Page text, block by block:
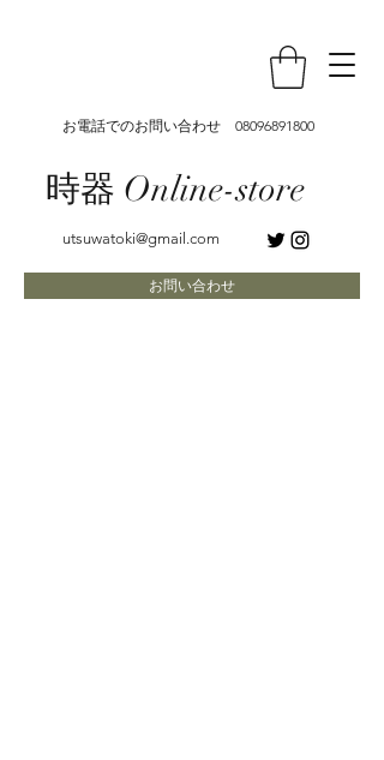
お電話でのお問い合わせ 08096891800
時器 Online-store
utsuwatoki@gmail.com
お問い合わせ